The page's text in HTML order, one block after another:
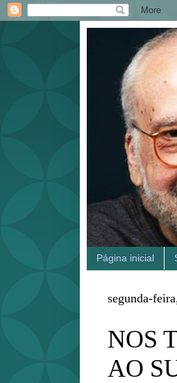
Página inicial
segunda-
NOS
AO